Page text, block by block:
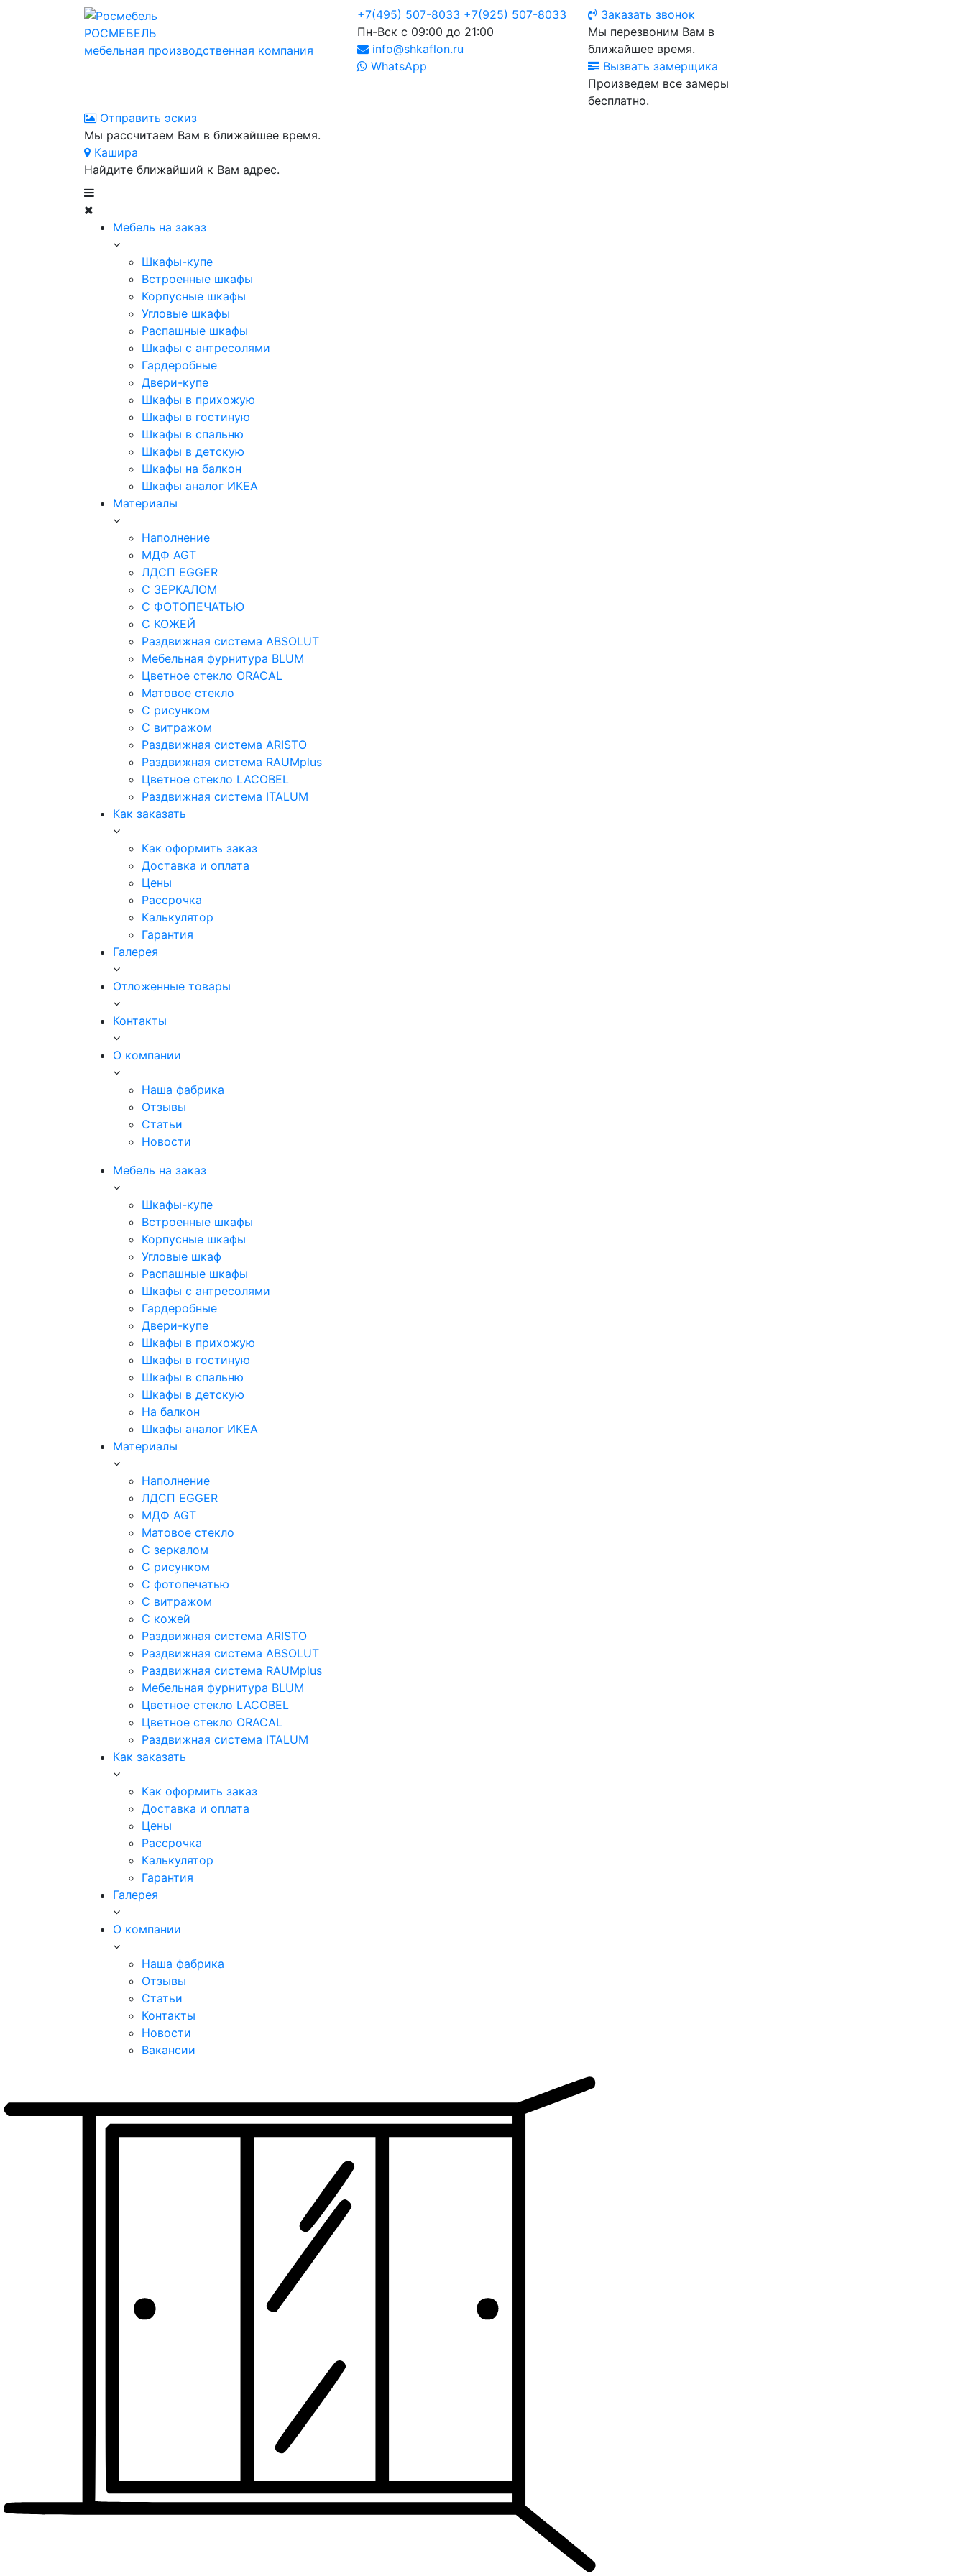
РОСМЕБЕЛЬ
мебельная производственная компания
+7(495) 507-8033 +7(925) 507-8033
Пн-Вск с 09:00 до 21:00
info@shkaflon.ru
WhatsApp
Заказать звонок
Мы перезвоним Вам в
ближайшее время.
Вызвать замерщика
Произведем все замеры
бесплатно.
Отправить эскиз
Мы рассчитаем Вам в ближайшее время.
Кашира
Найдите ближайший к Вам адрес.
Мебель на заказ
Шкафы-купе
Встроенные шкафы
Корпусные шкафы
Угловые шкафы
Распашные шкафы
Шкафы с антресолями
Гардеробные
Двери-купе
Шкафы в прихожую
Шкафы в гостиную
Шкафы в спальню
Шкафы в детскую
Шкафы на балкон
Шкафы аналог ИКЕА
Материалы
Наполнение
МДФ AGT
ЛДСП EGGER
С ЗЕРКАЛОМ
С ФОТОПЕЧАТЬЮ
С КОЖЕЙ
Раздвижная система ABSOLUT
Мебельная фурнитура BLUM
Цветное стекло ORACAL
Матовое стекло
C рисунком
C витражом
Раздвижная система ARISTO
Раздвижная система RAUMplus
Цветное стекло LACOBEL
Раздвижная система ITALUM
Как заказать
Как оформить заказ
Доставка и оплата
Цены
Рассрочка
Калькулятор
Гарантия
Галерея
Отложенные товары
Контакты
О компании
Наша фабрика
Отзывы
Статьи
Новости
Мебель на заказ
Шкафы-купе
Встроенные шкафы
Корпусные шкафы
Угловые шкаф
Распашные шкафы
Шкафы с антресолями
Гардеробные
Двери-купе
Шкафы в прихожую
Шкафы в гостиную
Шкафы в спальню
Шкафы в детскую
На балкон
Шкафы аналог ИКЕА
Материалы
Наполнение
ЛДСП EGGER
МДФ AGT
Матовое стекло
С зеркалом
С рисунком
С фотопечатью
С витражом
С кожей
Раздвижная система ARISTO
Раздвижная система ABSOLUT
Раздвижная система RAUMplus
Мебельная фурнитура BLUM
Цветное стекло LACOBEL
Цветное стекло ORACAL
Раздвижная система ITALUM
Как заказать
Как оформить заказ
Доставка и оплата
Цены
Рассрочка
Калькулятор
Гарантия
Галерея
О компании
Наша фабрика
Отзывы
Статьи
Контакты
Новости
Вакансии